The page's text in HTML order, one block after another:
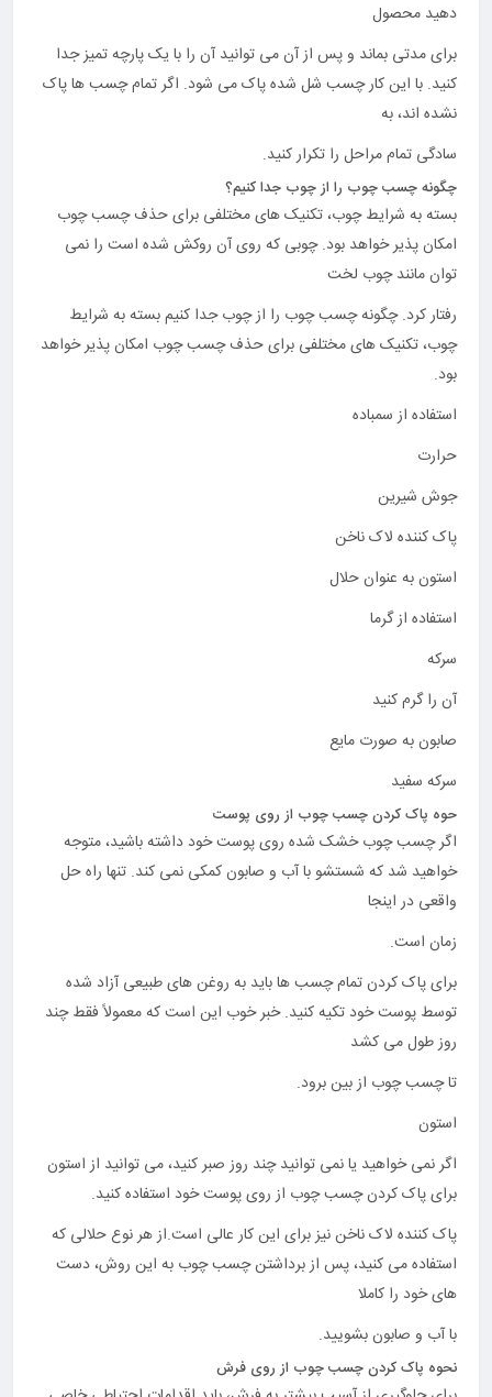
دهید محصول
برای مدتی بماند و پس از آن می توانید آن را با یک پارچه تمیز جدا
کنید. با این کار چسب شل شده پاک می شود. اگر تمام چسب ها پاک
نشده اند، به
سادگی تمام مراحل را تکرار کنید.
چگونه چسب چوب را از چوب جدا کنیم؟
بسته به شرایط چوب، تکنیک های مختلفی برای حذف چسب چوب
امکان پذیر خواهد بود. چوبی که روی آن روکش شده است را نمی
توان مانند چوب لخت
رفتار کرد. چگونه چسب چوب را از چوب جدا کنیم بسته به شرایط
چوب، تکنیک های مختلفی برای حذف چسب چوب امکان پذیر خواهد
بود.
استفاده از سمباده
حرارت
جوش شیرین
پاک کننده لاک ناخن
استون به عنوان حلال
استفاده از گرما
سرکه
آن را گرم کنید
صابون به صورت مایع
سرکه سفید
حوه پاک کردن چسب چوب از روی پوست
اگر چسب چوب خشک شده روی پوست خود داشته باشید، متوجه
خواهید شد که شستشو با آب و صابون کمکی نمی کند. تنها راه حل
واقعی در اینجا
زمان است.
برای پاک کردن تمام چسب ها باید به روغن های طبیعی آزاد شده
توسط پوست خود تکیه کنید. خبر خوب این است که معمولاً فقط چند
روز طول می کشد
تا چسب چوب از بین برود.
استون
اگر نمی خواهید یا نمی توانید چند روز صبر کنید، می توانید از استون
برای پاک کردن چسب چوب از روی پوست خود استفاده کنید.
پاک کننده لاک ناخن نیز برای این کار عالی است.از هر نوع حلالی که
استفاده می کنید، پس از برداشتن چسب چوب به این روش، دست
های خود را کاملا
با آب و صابون بشویید.
نحوه پاک کردن چسب چوب از روی فرش